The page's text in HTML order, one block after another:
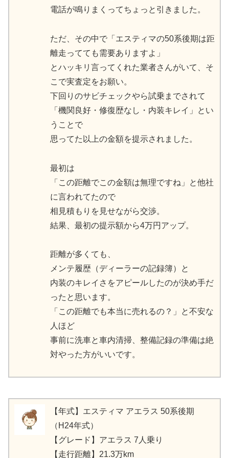
電話が鳴りまくってちょっと引きました。
ただ、その中で「エスティマの50系後期は距
離走ってても需要ありますよ」
とハッキリ言ってくれた業者さんがいて、そ
こで実査定をお願い。
下回りのサビチェックやら試乗までされて
「機関良好・修復歴なし・内装キレイ」とい
うことで
思ってた以上の金額を提示されました。
最初は
「この距離でこの金額は無理ですね」と他社
に言われてたので
相見積もりを見せながら交渉。
結果、最初の提示額から4万円アップ。
距離が多くても、
メンテ履歴（ディーラーの記録簿）と
内装のキレイさをアピールしたのが決め手だ
ったと思います。
「この距離でも本当に売れるの？」と不安な
人ほど
事前に洗車と車内清掃、整備記録の準備は絶
対やった方がいいです。
【年式】エスティマ アエラス 50系後期
（H24年式）
【グレード】アエラス 7人乗り
【走行距離】21.3万km